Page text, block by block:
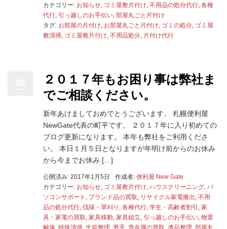
カテゴリー: お知らせ ゴミ屋敷片付け 不用品の処分代行 各種
代行 引っ越しのお手伝い 部屋丸ごと片付け
タグ: お部屋の片付け お部屋丸ごと片付け ゴミの処分 ゴミ屋
敷清掃 ゴミ屋敷片付け 不用品処分 片付け代行
２０１７年もお困り事は弊社ま
でご相談ください。
新年あけましておめでとうございます。 札幌便利屋
NewGate代表の町平です。 ２０１７年に入り初めての
ブログ更新になります。 本年も弊社をご利用くださ
い。 本日１月５日となりますが年明け前からのお休み
から今までお休み […]
公開済み: 2017年1月5日 作成者: 便利屋 New Gate
カテゴリー: お知らせ, ゴミ屋敷片付け, ハウスクリーニング, パ
ソコンサポート , ブランド品の買取, リサイクル家電搬出 , 不用
品の処分代行, 伐採・草刈り , 各種代行, 学生・高齢者割引 , 家
具・家電の買取, 家具移動, 家具組立, 引っ越しのお手伝い, 物置
解体, 特殊清掃, 生前整理, 男手, 貴金属の買取, 遺品整理, 部屋丸